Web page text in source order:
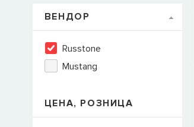
ВЕНДОР
Russtone
Mustang
ЦЕНА, РОЗНИЦА